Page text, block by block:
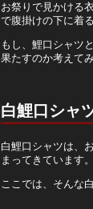
お祭りで見かける
で腹掛けの下に着
もし、鯉口シャツ
果たすのか考えて
白鯉口シャ
白鯉口シャツは、
まってきています。
ここでは、そんな